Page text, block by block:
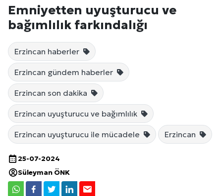
Emniyetten uyuşturucu ve
bağımlılık farkındalığı
Erzincan haberler
Erzincan gündem haberler
Erzincan son dakika
Erzincan uyuşturucu ve bağımlılık
Erzincan uyuşturucu ile mücadele Erzincan
25-07-2024
Süleyman ÖNK